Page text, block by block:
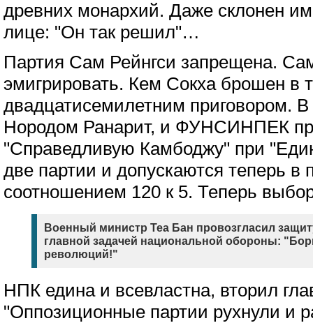
древних монархий. Даже склонен
лице: "Он так решил"…
Партия Сам Рейнгси запрещена.
эмигрировать. Кем Сокха брошен в
двадцатисемилетним приговором.
Нородом Ранарит, и ФУНСИНПЕК
"Справедливую Камбоджу" при
две партии и допускаются теперь
соотношением 120 к 5. Теперь
Военный министр Теа Бан провозгласил
главной задачей национальной обороны:
революций!"
НПК едина и всевластна, вторил
"Оппозиционные партии рухнули и